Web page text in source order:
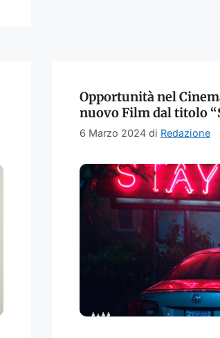
Opportunità nel
nuovo Film dal titolo
6 Marzo 2024 di Redazione